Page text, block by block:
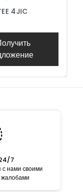
4JIC
7
нами своими